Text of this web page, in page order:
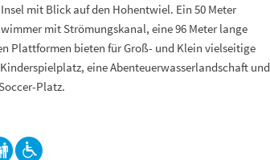
mit Blick auf den Hohentwiel. Ein 50 Meter
mit Strömungskanal, eine 96 Meter lange
Plattformen bieten für Groß- und Klein vielseitige
eine Abenteuerwasserlandschaft und
Platz.